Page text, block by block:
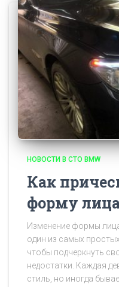
НОВОСТИ В СТО BMW
Как
форму
Изменение формы
один из самых
чтобы подчеркнуть
недостатки. Каждая
стиль, но иногда